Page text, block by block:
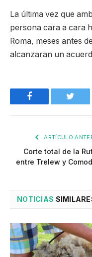
La última vez que
persona cara a cara
Roma, meses antes
alcanzaran un
Facebook
ARTÍCULO
Corte total de la
entre Trelew y
NOTICIAS